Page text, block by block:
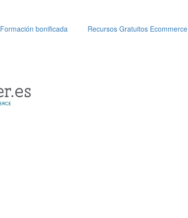
Formación bonificada Recursos Gratuitos Ecommerce